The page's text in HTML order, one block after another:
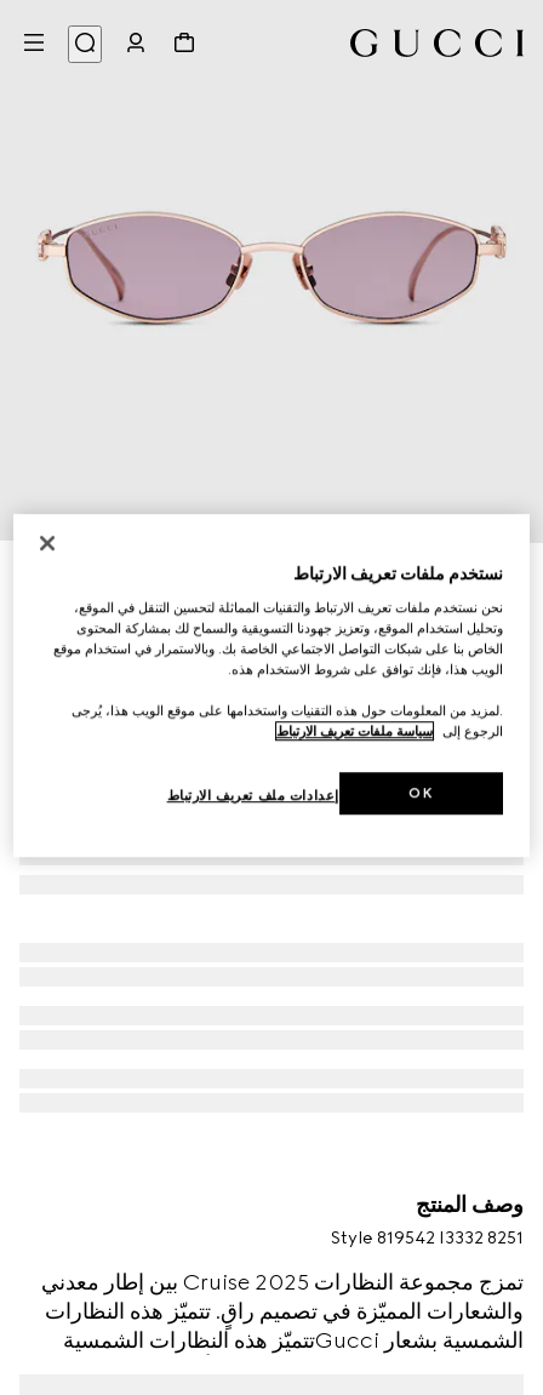
نظارات شمسية بإطار بيضوي
تنويعاتاللون الوردي بلمسات نهائية باللون الذهبي
وصف المنتج
Style ‎819542 I3332 8251
تمزج مجموعة النظارات Cruise 2025 بين إطار معدني
والشعارات المميّزة في تصميم راقٍ. تتميّز هذه النظارات
الشمسية بشعار Gucciتتميّز هذه النظارات الشمسية
نستخدم ملفات تعريف الارتباط
نحن نستخدم ملفات تعريف الارتباط والتقنيات المماثلة لتحسين التنقل في الموقع،
وتحليل استخدام الموقع، وتعزيز جهودنا التسويقية والسماح لك بمشاركة المحتوى
الخاص بنا على شبكات التواصل الاجتماعي الخاصة بك. وبالاستمرار في استخدام موقع
الويب هذا، فإنك توافق على شروط الاستخدام هذه.
.لمزيد من المعلومات حول هذه التقنيات واستخدامها على موقع الويب هذا، يُرجى
الرجوع إلى سياسة ملفات تعريف الارتباط
إعدادات ملف تعريف الارتباط OK